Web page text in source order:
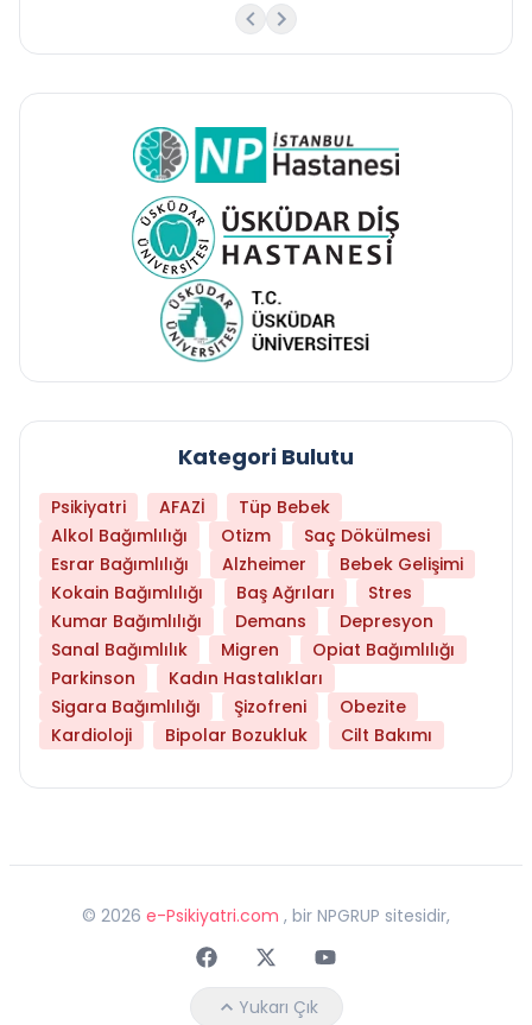
Kategori Bulutu
Psikiyatri AFAZİ
Tüp Bebek
Alkol Bağımlılığı
Otizm
Saç Dökülmesi
Esrar Bağımlılığı
Alzheimer
Bebek Gelişimi
Kokain Bağımlılığı
Baş Ağrıları
Stres
Kumar Bağımlılığı
Demans
Depresyon
Sanal Bağımlılık
Migren
Opiat Bağımlılığı
Parkinson
Kadın Hastalıkları
Sigara Bağımlılığı
Şizofreni
Obezite
Kardioloji
Bipolar Bozukluk Cilt Bakımı
© 2026 e-Psikiyatri.com , bir NPGRUP sitesidir,
FaceebokTwitterYoutube
Yukarı Çık